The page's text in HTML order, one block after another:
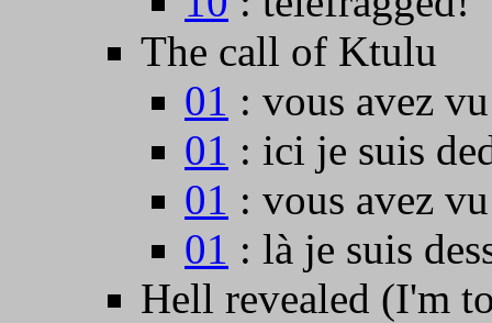
The call of Ktulu
01 : vous avez
01 : ici je suis
01 : vous avez
01 : là je suis
Hell revealed (I'm